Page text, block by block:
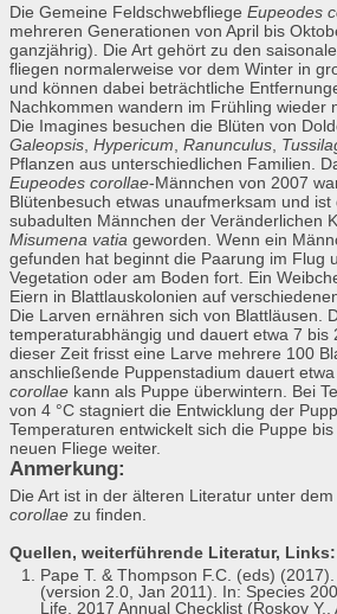
Die Gemeine Feldschwebfliege Eupeodes
mehreren Generationen von April bis
ganzjährig). Die Art gehört zu den
fliegen normalerweise vor dem Winter in
und können dabei beträchtliche
Nachkommen wandern im Frühling wieder
Die Imagines besuchen die Blüten von
Galeopsis Hypericum Ranunculus
Pflanzen aus unterschiedlichen Familien.
Eupeodes corollae-Männchen von 2007
Blütenbesuch etwas unaufmerksam und
subadulten Männchen der Veränderlichen
Misumena vatia geworden. Wenn ein
gefunden hat beginnt die Paarung im Flug
Vegetation oder am Boden fort. Ein
Eiern in Blattlauskolonien auf
Die Larven ernähren sich von Blattläusen.
temperaturabhängig und dauert etwa 7 bis
dieser Zeit frisst eine Larve mehrere 100
anschließende Puppenstadium dauert etwa
corollae kann als Puppe überwintern. Bei
von 4 °C stagniert die Entwicklung der
Temperaturen entwickelt sich die Puppe
neuen Fliege weiter.
Anmerkung:
Die Art ist in der älteren Literatur unter dem
corollae zu finden.
Quellen, weiterführende Literatur, Links:
Pape T. & Thompson F.C. (eds)
(version 2.0, Jan 2011). In: Species
Life, 2017 Annual Checklist (Roskov Y.,